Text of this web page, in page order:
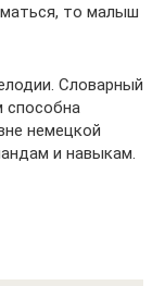
то малыш
Словарный
способна
немецкой
и навыкам.